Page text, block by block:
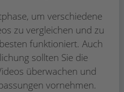
um verschiedene
zu vergleichen und zu
funktioniert. Auch
sollten Sie die
überwachen und
vornehmen.